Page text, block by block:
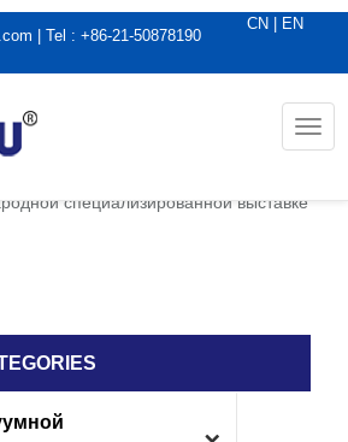
| Tel : +86-21-50878190
CN EN
специализированной выставке